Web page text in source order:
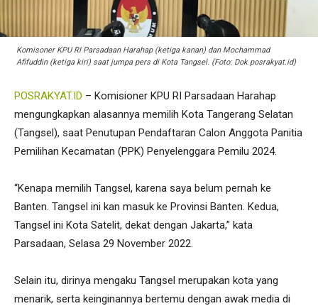
Komisoner KPU RI Parsadaan Harahap (ketiga kanan) dan Mochammad
Afifuddin (ketiga kiri) saat jumpa pers di Kota Tangsel. (Foto: Dok posrakyat.id)
POSRAKYAT.ID – Komisioner KPU RI Parsadaan Harahap
mengungkapkan alasannya memilih Kota Tangerang Selatan
(Tangsel), saat Penutupan Pendaftaran Calon Anggota Panitia
Pemilihan Kecamatan (PPK) Penyelenggara Pemilu 2024.
“Kenapa memilih Tangsel, karena saya belum pernah ke
Banten. Tangsel ini kan masuk ke Provinsi Banten. Kedua,
Tangsel ini Kota Satelit, dekat dengan Jakarta,” kata
Parsadaan, Selasa 29 November 2022.
Selain itu, dirinya mengaku Tangsel merupakan kota yang
menarik, serta keinginannya bertemu dengan awak media di